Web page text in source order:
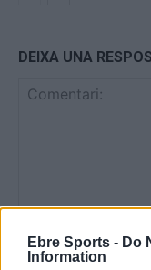
Ebre Sports - Do
Information
DEIXA UNA
Comentari: